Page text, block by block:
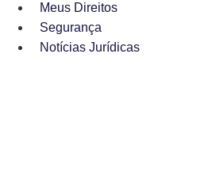
Meus Direitos
Segurança
Notícias Jurídicas